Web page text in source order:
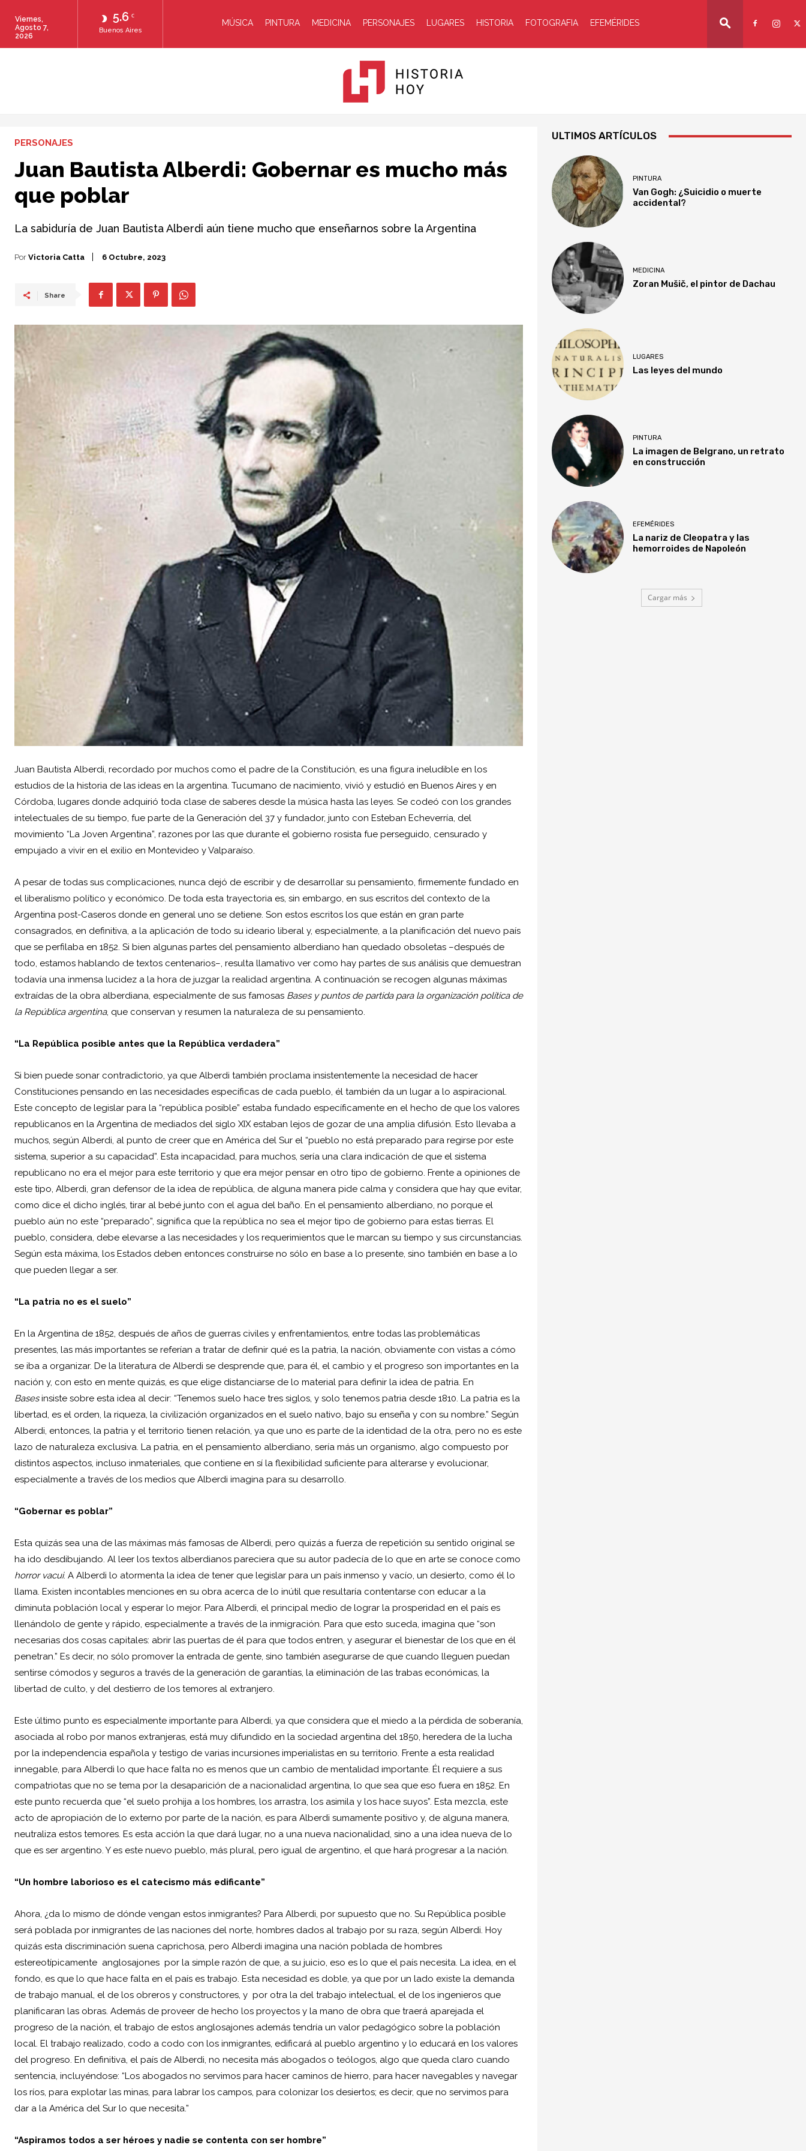
5.6 C
Buenos Aires
Viernes,
Agosto 7,
2026
MÚSICA PINTURA MEDICINA PERSONAJES LUGARES HISTORIA FOTOGRAFIA EFEMÉRIDES
PERSONAJES
Juan Bautista Alberdi: Gobernar es mucho más
que poblar
La sabiduría de Juan Bautista Alberdi aún tiene mucho que enseñarnos sobre la Argentina
Por Victoria Catta 6 Octubre, 2023
Share
Juan Bautista Alberdi, recordado por muchos como el padre de la Constitución, es una figura ineludible en los
estudios de la historia de las ideas en la argentina. Tucumano de nacimiento, vivió y estudió en Buenos Aires y en
Córdoba, lugares donde adquirió toda clase de saberes desde la música hasta las leyes. Se codeó con los grandes
intelectuales de su tiempo, fue parte de la Generación del 37 y fundador, junto con Esteban Echeverría, del
movimiento “La Joven Argentina”, razones por las que durante el gobierno rosista fue perseguido, censurado y
empujado a vivir en el exilio en Montevideo y Valparaíso.
A pesar de todas sus complicaciones, nunca dejó de escribir y de desarrollar su pensamiento, firmemente fundado en
el liberalismo político y económico. De toda esta trayectoria es, sin embargo, en sus escritos del contexto de la
Argentina post-Caseros donde en general uno se detiene. Son estos escritos los que están en gran parte
consagrados, en definitiva, a la aplicación de todo su ideario liberal y, especialmente, a la planificación del nuevo país
que se perfilaba en 1852. Si bien algunas partes del pensamiento alberdiano han quedado obsoletas –después de
todo, estamos hablando de textos centenarios–, resulta llamativo ver como hay partes de sus análisis que demuestran
todavía una inmensa lucidez a la hora de juzgar la realidad argentina. A continuación se recogen algunas máximas
extraídas de la obra alberdiana, especialmente de sus famosas Bases y puntos de partida para la organización política de
la República argentina, que conservan y resumen la naturaleza de su pensamiento.
“La República posible antes que la República verdadera”
Si bien puede sonar contradictorio, ya que Alberdi también proclama insistentemente la necesidad de hacer
Constituciones pensando en las necesidades específicas de cada pueblo, él también da un lugar a lo aspiracional.
Este concepto de legislar para la “república posible” estaba fundado específicamente en el hecho de que los valores
republicanos en la Argentina de mediados del siglo XIX estaban lejos de gozar de una amplia difusión. Esto llevaba a
muchos, según Alberdi, al punto de creer que en América del Sur el “pueblo no está preparado para regirse por este
sistema, superior a su capacidad”. Esta incapacidad, para muchos, sería una clara indicación de que el sistema
republicano no era el mejor para este territorio y que era mejor pensar en otro tipo de gobierno. Frente a opiniones de
este tipo, Alberdi, gran defensor de la idea de república, de alguna manera pide calma y considera que hay que evitar,
como dice el dicho inglés, tirar al bebé junto con el agua del baño. En el pensamiento alberdiano, no porque el
pueblo aún no este “preparado”, significa que la república no sea el mejor tipo de gobierno para estas tierras. El
pueblo, considera, debe elevarse a las necesidades y los requerimientos que le marcan su tiempo y sus circunstancias.
Según esta máxima, los Estados deben entonces construirse no sólo en base a lo presente, sino también en base a lo
que pueden llegar a ser.
“La patria no es el suelo”
En la Argentina de 1852, después de años de guerras civiles y enfrentamientos, entre todas las problemáticas
presentes, las más importantes se referían a tratar de definir qué es la patria, la nación, obviamente con vistas a cómo
se iba a organizar. De la literatura de Alberdi se desprende que, para él, el cambio y el progreso son importantes en la
nación y, con esto en mente quizás, es que elige distanciarse de lo material para definir la idea de patria. En
Basesinsiste sobre esta idea al decir: “Tenemos suelo hace tres siglos, y solo tenemos patria desde 1810. La patria es la
libertad, es el orden, la riqueza, la civilización organizados en el suelo nativo, bajo su enseña y con su nombre.” Según
Alberdi, entonces, la patria y el territorio tienen relación, ya que uno es parte de la identidad de la otra, pero no es este
lazo de naturaleza exclusiva. La patria, en el pensamiento alberdiano, sería más un organismo, algo compuesto por
distintos aspectos, incluso inmateriales, que contiene en sí la flexibilidad suficiente para alterarse y evolucionar,
especialmente a través de los medios que Alberdi imagina para su desarrollo.
“Gobernar es poblar”
Esta quizás sea una de las máximas más famosas de Alberdi, pero quizás a fuerza de repetición su sentido original se
ha ido desdibujando. Al leer los textos alberdianos pareciera que su autor padecía de lo que en arte se conoce como
horror vacui. A Alberdi lo atormenta la idea de tener que legislar para un país inmenso y vacío, un desierto, como él lo
llama. Existen incontables menciones en su obra acerca de lo inútil que resultaría contentarse con educar a la
diminuta población local y esperar lo mejor. Para Alberdi, el principal medio de lograr la prosperidad en el país es
llenándolo de gente y rápido, especialmente a través de la inmigración. Para que esto suceda, imagina que “son
necesarias dos cosas capitales: abrir las puertas de él para que todos entren, y asegurar el bienestar de los que en él
penetran.” Es decir, no sólo promover la entrada de gente, sino también asegurarse de que cuando lleguen puedan
sentirse cómodos y seguros a través de la generación de garantías, la eliminación de las trabas económicas, la
libertad de culto, y del destierro de los temores al extranjero.
Este último punto es especialmente importante para Alberdi, ya que considera que el miedo a la pérdida de soberanía,
asociada al robo por manos extranjeras, está muy difundido en la sociedad argentina del 1850, heredera de la lucha
por la independencia española y testigo de varias incursiones imperialistas en su territorio. Frente a esta realidad
innegable, para Alberdi lo que hace falta no es menos que un cambio de mentalidad importante. Él requiere a sus
compatriotas que no se tema por la desaparición de a nacionalidad argentina, lo que sea que eso fuera en 1852. En
este punto recuerda que “el suelo prohija a los hombres, los arrastra, los asimila y los hace suyos”. Esta mezcla, este
acto de apropiación de lo externo por parte de la nación, es para Alberdi sumamente positivo y, de alguna manera,
neutraliza estos temores. Es esta acción la que dará lugar, no a una nueva nacionalidad, sino a una idea nueva de lo
que es ser argentino. Y es este nuevo pueblo, más plural, pero igual de argentino, el que hará progresar a la nación.
“Un hombre laborioso es el catecismo más edificante”
Ahora, ¿da lo mismo de dónde vengan estos inmigrantes? Para Alberdi, por supuesto que no. Su República posible
será poblada por inmigrantes de las naciones del norte, hombres dados al trabajo por su raza, según Alberdi. Hoy
quizás esta discriminación suena caprichosa, pero Alberdi imagina una nación poblada de hombres
estereotípicamente anglosajones por la simple razón de que, a su juicio, eso es lo que el país necesita. La idea, en el
fondo, es que lo que hace falta en el país es trabajo. Esta necesidad es doble, ya que por un lado existe la demanda
de trabajo manual, el de los obreros y constructores, y por otra la del trabajo intelectual, el de los ingenieros que
planificaran las obras. Además de proveer de hecho los proyectos y la mano de obra que traerá aparejada el
progreso de la nación, el trabajo de estos anglosajones además tendría un valor pedagógico sobre la población
local. El trabajo realizado, codo a codo con los inmigrantes, edificará al pueblo argentino y lo educará en los valores
del progreso. En definitiva, el país de Alberdi, no necesita más abogados o teólogos, algo que queda claro cuando
sentencia, incluyéndose: “Los abogados no servimos para hacer caminos de hierro, para hacer navegables y navegar
los ríos, para explotar las minas, para labrar los campos, para colonizar los desiertos; es decir, que no servimos para
dar a la América del Sur lo que necesita.”
“Aspiramos todos a ser héroes y nadie se contenta con ser hombre”
ULTIMOS ARTÍCULOS
PINTURA
Van Gogh: ¿Suicidio o muerte
accidental?
MEDICINA
Zoran Mušič, el pintor de Dachau
LUGARES
Las leyes del mundo
PINTURA
La imagen de Belgrano, un retrato
en construcción
EFEMÉRIDES
La nariz de Cleopatra y las
hemorroides de Napoleón
Cargar más